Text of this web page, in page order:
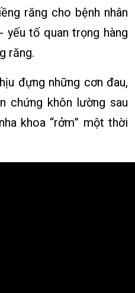
răng cho bệnh nhân
yếu tố quan trọng hàng
răng.
đựng những cơn đau,
chứng khôn lường sau
khoa “rởm” một thời